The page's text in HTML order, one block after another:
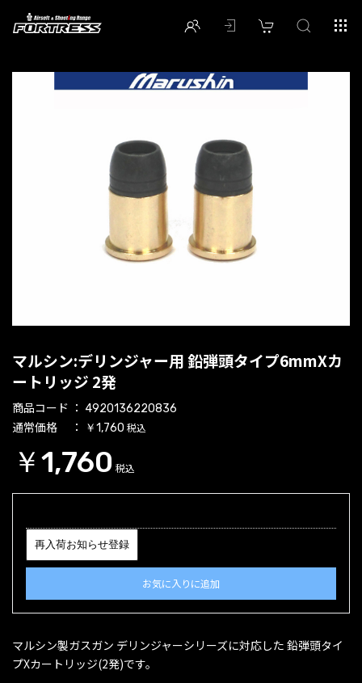
マルシン:デリンジャー用 鉛弾頭タイプ6mmXカ
ートリッジ 2発
商品コード 4920136220836
通常価格 ￥1,760 税込
￥1,760 税込
再入荷お知らせ登録
お気に入りに追加
マルシン製ガスガン デリンジャーシリーズに対応した 鉛弾頭タイ
プXカートリッジ(2発)です。